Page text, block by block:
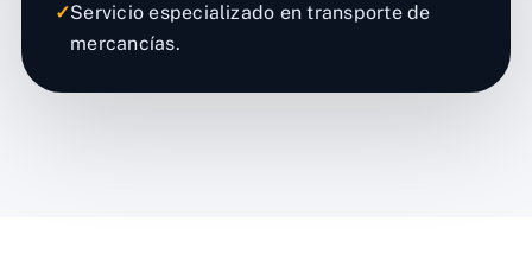
✓Servicio especializado en transporte de
mercancías.